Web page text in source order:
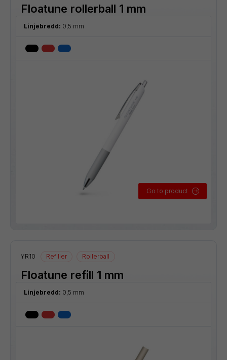
Floatune rollerball 1 mm
Linjebredd: 0,5 mm
Go to product
YR10 Refiller Rollerball
Floatune refill 1 mm
Linjebredd: 0,5 mm